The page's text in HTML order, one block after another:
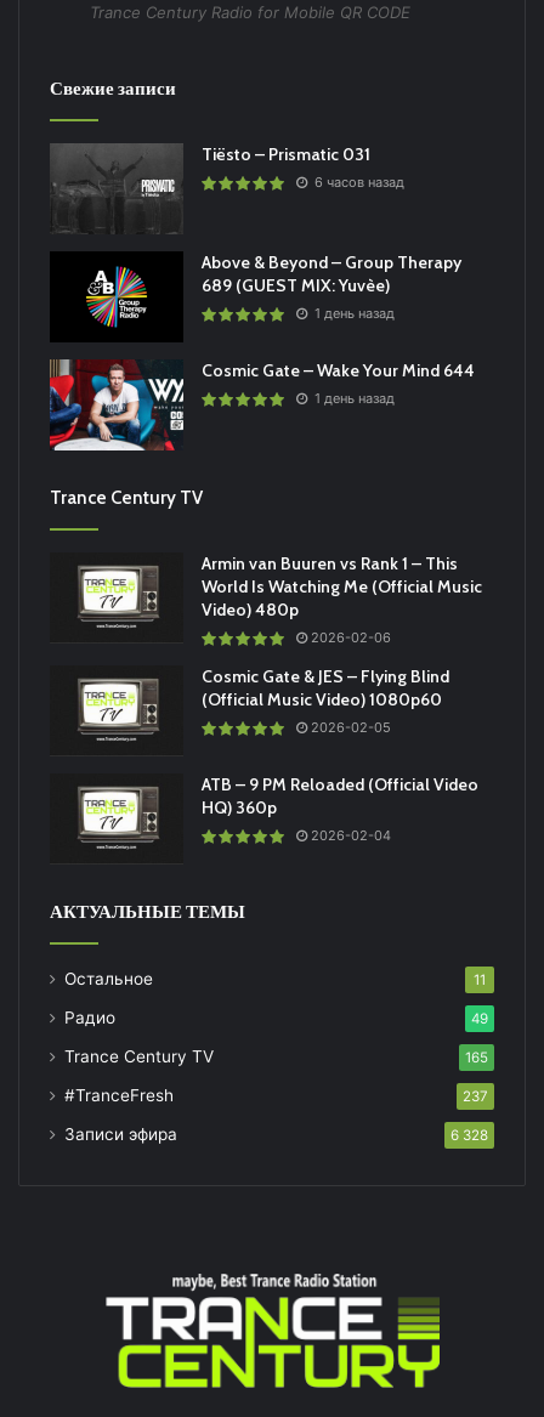
Trance Century Radio for Mobile QR CODE
Свежие записи
Tiësto – Prismatic 031
6 часов назад
Above & Beyond – Group Therapy
689 (GUEST MIX: Yuvèe)
1 день назад
Cosmic Gate – Wake Your Mind 644
1 день назад
Trance Century TV
Armin van Buuren vs Rank 1 – This
World Is Watching Me (Official Music
Video) 480p
2026-02-06
Cosmic Gate & JES – Flying Blind
(Official Music Video) 1080p60
2026-02-05
ATB – 9 PM Reloaded (Official Video
HQ) 360p
2026-02-04
АКТУАЛЬНЫЕ ТЕМЫ
Остальное 11
Радио 49
Trance Century TV 165
#TranceFresh 237
Записи эфира 6 328